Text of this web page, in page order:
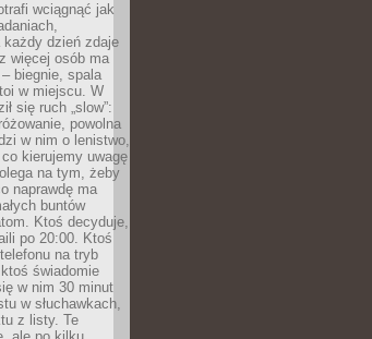
wciągnąć jak
każdy dzień zdaje
więcej osób ma
biegnie, spala
w miejscu. W
się ruch „slow”:
powolna
w nim o lenistwo,
kierujemy uwagę
na tym, żeby
naprawdę ma
buntów
Ktoś decyduje,
po 20:00. Ktoś
na tryb
świadomie
w nim 30 minut
w słuchawkach,
z listy. Te